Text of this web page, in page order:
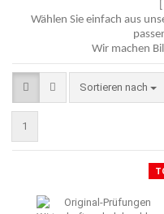
Wählen Sie einfach aus
Wir machen
Sortieren nach
Sortieren nach
1